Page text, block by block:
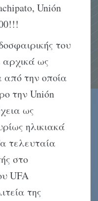
Unión
του
αρχικά ως
την οποία
την Unión
ως
ηλικιακά
τελευταία
στο
UFA
της